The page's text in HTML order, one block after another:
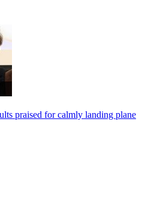
praised for calmly landing plane